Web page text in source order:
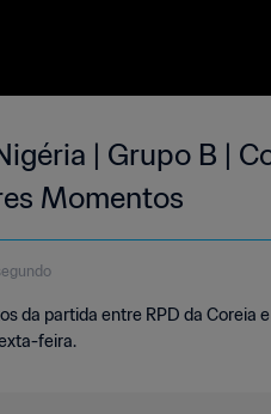
| Grupo B |
Momentos
da partida entre RPD da Coreia
feira.